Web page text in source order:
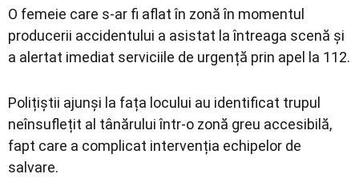
O femeie care s-ar fi aflat în zonă în momentul
producerii accidentului a asistat la întreaga scenă și
a alertat imediat serviciile de urgență prin apel la 112.
Polițiștii ajunși la fața locului au identificat trupul
neînsuflețit al tânărului într-o zonă greu accesibilă,
fapt care a complicat intervenția echipelor de
salvare.